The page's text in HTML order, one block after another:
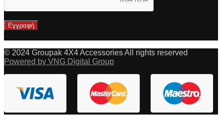
© 2024 Groupak 4X4 Accessories All rights reserved
Powered by VNG Digital Group